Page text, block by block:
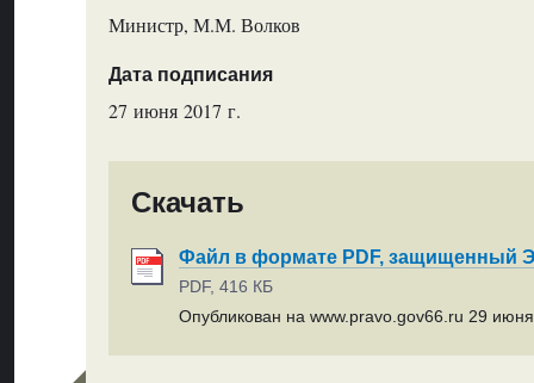
Министр, М.М. Волков
Дата подписания
27 июня 2017 г.
Скачать
Файл в формате PDF, защищенный
PDF, 416 КБ
Опубликован на www.pravo.gov66.ru 29 июня